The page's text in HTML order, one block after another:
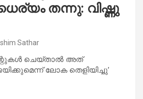
തന്നു: വിഷ്ണു
Sathar
ചെയ്താൽ അത്
ലോക തെളിയിച്ചു’